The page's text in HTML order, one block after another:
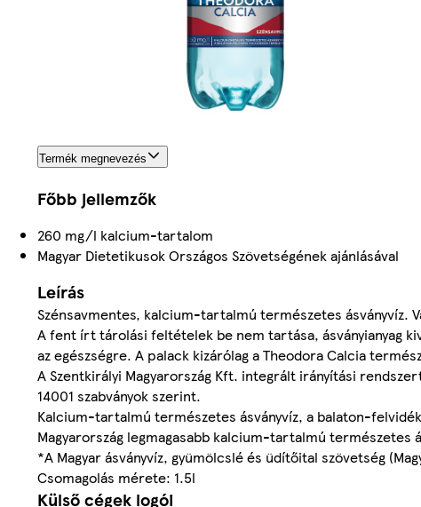
Termék megnevezés
Főbb jellemzők
260 mg/l kalcium-tartalom
Magyar Dietetikusok Országos Szövetségének ajánlásával
Leírás
Szénsavmentes, kalcium-tartalmú természetes ásványvíz.
A fent írt tárolási feltételek be nem tartása, ásványianyag
az egészségre. A palack kizárólag a Theodora Calcia
A Szentkirályi Magyarország Kft. integrált irányítási
14001 szabványok szerint.
Kalcium-tartalmú természetes ásványvíz, a balaton-
Magyarország legmagasabb kalcium-tartalmú természetes
*A Magyar ásványvíz, gyümölcslé és üdítőital szövetség
Csomagolás mérete: 1.5l
Külső cégek logói